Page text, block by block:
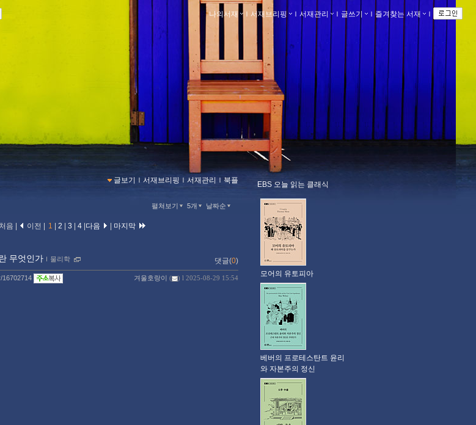
나의서재 ｌ 서재브리핑 ｌ 서재관리 ｌ 글쓰기 ｌ 즐겨찾는 서재 ｌ
글보기 ｌ 서재브리핑 ｌ 서재관리 ｌ 북플
펼쳐보기 5개 날짜순
처음 | 이전 | 1 2 3 4 다음 마지막
무엇인가 ｌ 물리학 댓글(0)
겨울호랑이 ( ) l 2025-08-29 15:54
16702714
EBS 오늘 읽는 클래식
모어의 유토피아
베버의 프로테스탄트 윤리
와 자본주의 정신